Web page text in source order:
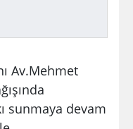
Av.Mehmet
sunmaya devam